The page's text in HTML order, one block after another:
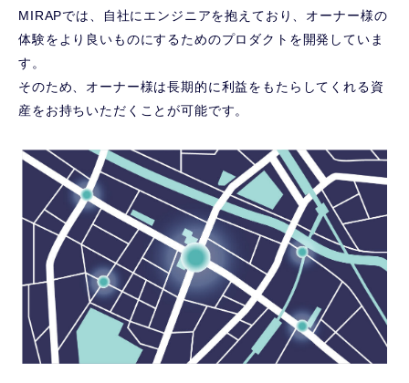
MIRAPでは、自社にエンジニアを抱えており、オーナー様の
体験をより良いものにするためのプロダクトを開発していま
す。
そのため、オーナー様は長期的に利益をもたらしてくれる資
産をお持ちいただくことが可能です。